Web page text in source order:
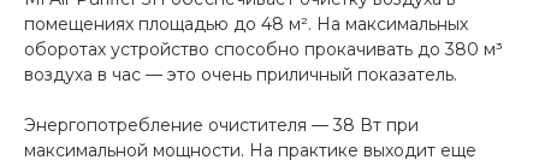
помещениях площадью до 48 м². На максимальных
оборотах устройство способно прокачивать до 380 м³
воздуха в час — это очень приличный показатель.
Энергопотребление очистителя — 38 Вт при
максимальной мощности. На практике выходит еще